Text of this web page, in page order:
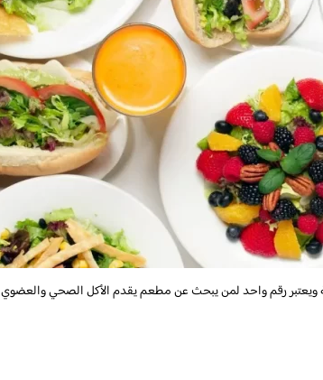
ويعتبر رقم واحد لمن يبحث عن مطعم يقدم الأكل الصحي والعضوي